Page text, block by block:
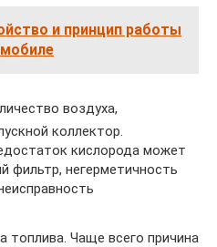
и принцип работы
воздуха,
коллектор.
кислорода может
фильтр, негерметичность
топлива. Чаще всего причина